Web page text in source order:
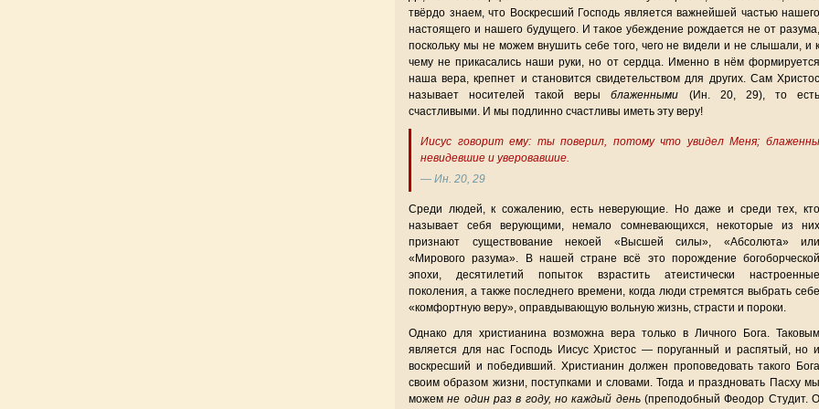
твёрдо знаем, что Воскресший Господь является важнейшей частью нашего
настоящего и нашего будущего. И такое убеждение рождается не от разума,
поскольку мы не можем внушить себе того, чего не видели и не слышали, и к
чему не прикасались наши руки, но от сердца. Именно в нём формируется
наша вера, крепнет и становится свидетельством для других. Сам Христос
называет носителей такой верыблаженными (Ин. 20, 29), то есть
счастливыми. И мы подлинно счастливы иметь эту веру!
Иисус говорит ему: ты поверил, потому что увидел Меня; блаженны
невидевшие и уверовавшие.
— Ин. 20, 29
Среди людей, к сожалению, есть неверующие. Но даже и среди тех, кто
называет себя верующими, немало сомневающихся, некоторые из них
признают существование некоей «Высшей силы», «Абсолюта» или
«Мирового разума». В нашей стране всё это порождение богоборческой
эпохи, десятилетий попыток взрастить атеистически настроенные
поколения, а также последнего времени, когда люди стремятся выбрать себе
«комфортную веру», оправдывающую вольную жизнь, страсти и пороки.
Однако для христианина возможна вера только в Личного Бога. Таковым
является для нас Господь Иисус Христос — поруганный и распятый, но и
воскресший и победивший. Христианин должен проповедовать такого Бога
своим образом жизни, поступками и словами. Тогда и праздновать Пасху мы
можемне один раз в году, но каждый день(преподобный Феодор Студит. О